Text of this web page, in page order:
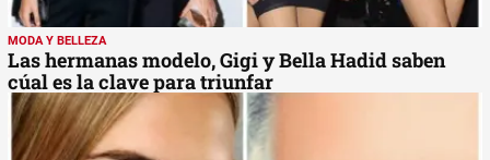
MODA Y BELLEZA
Las hermanas modelo, Gigi y Bella Hadid saben
cúal es la clave para triunfar